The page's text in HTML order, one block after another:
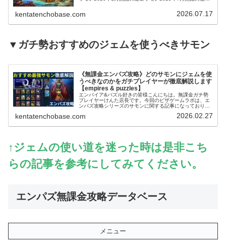
kentatenchobase.com 2026.07.17
▼ガチ勢おすすめのジェムを使うべきサモン
《無課金エンパズ攻略》どのサモンにジェムを使
うべきなのかをガチプレイヤーが徹底解説します
【empires & puzzles】
エンパイア&パズル好きの皆様こんにちは。無課金ガチ勢
プレイヤーけんた店長です。今回のピザゲームラボは、エ
ンパズ攻略シリーズのサモンに関する記事になっておりま
筆者が、多くのプレイヤーさんが迷…
kentatenchobase.com 2026.02.27
↑ジェムの使い道を迷った時は是非こち
らの記事を参考にしてみてください。
エンパズ無課金攻略データベース
メニュー